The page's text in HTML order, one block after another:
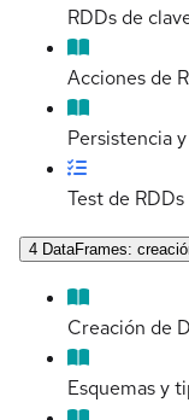
RDDs de
Acciones de
Persistencia
Test de
4 DataFrames:
Creación de
Esquemas y